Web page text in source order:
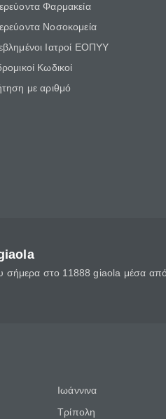
Φαρμακεία
Νοσοκομεία
Ιατροί ΕΟΠΥΥ
Κωδικοί
με αριθμό
σήμερα στο 11888 giaola μέσα από
Ιωάννινα
Τρίπολη